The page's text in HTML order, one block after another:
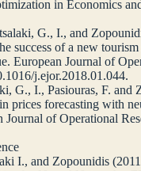
in Economics
G., I., and
success of a new
European Journal of
j.ejor.2018.01.044.
G., I., Pasiouras, F. and
prices forecasting with
Journal of Operational
I., and Zopounidis